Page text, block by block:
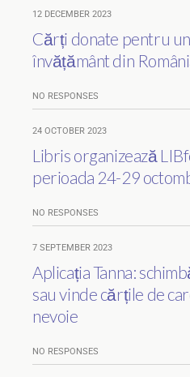
12 DECEMBER 2023
Cărți donate pentru
învățământ din
NO RESPONSES
24 OCTOBER 2023
Libris organizează
perioada 24-29
NO RESPONSES
7 SEPTEMBER 2023
Aplicația Tanna:
sau vinde cărțile de
nevoie
NO RESPONSES